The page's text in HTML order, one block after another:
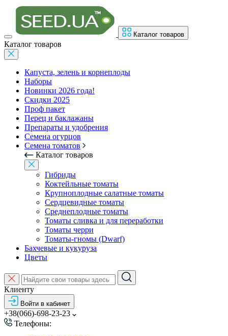
Каталог товаров
Каталог товаров
Капуста, зелень и корнеплоды
Наборы
Новинки 2026 года!
Скидки 2025
Проф пакет
Перец и баклажаны
Препараты и удобрения
Семена огурцов
Семена томатов
Каталог товаров
Гибриды
Коктейльные томаты
Крупноплодные салатные томаты
Сердцевидные томаты
Среднеплодные томаты
Томаты сливка и для переработки
Томаты черри
Томаты-гномы (Dwarf)
Бахчевые и кукуруза
Цветы
Клиенту
Войти в кабинет
+38(066)-698-23-23
Телефоны: